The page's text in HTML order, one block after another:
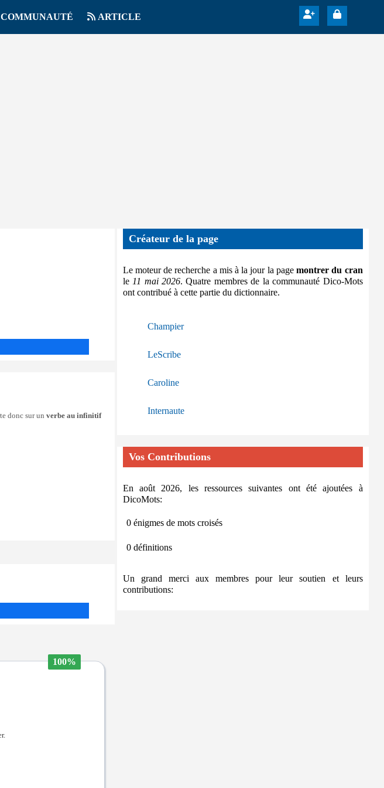
COMMUNAUTÉ ARTICLE
donc sur un verbe au infinitif
100%
Créateur de la page
Le moteur de recherche a mis à la jour la pagemontrer du cran
le 11 mai 2026. Quatre membres de la communauté Dico-Mots
ont contribué à cette partie du dictionnaire.
Champier
LeScribe
Caroline
Internaute
Vos Contributions
En août 2026, les ressources suivantes ont été ajoutées à
DicoMots:
0 énigmes de mots croisés
0 définitions
Un grand merci aux membres pour leur soutien et leurs
contributions: